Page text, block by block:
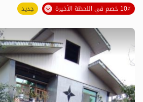
10٪ خصم في اللحظة الأخيرة
جديد